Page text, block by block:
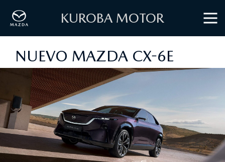
KUROBA MOTOR
NUEVO MAZDA CX-6E